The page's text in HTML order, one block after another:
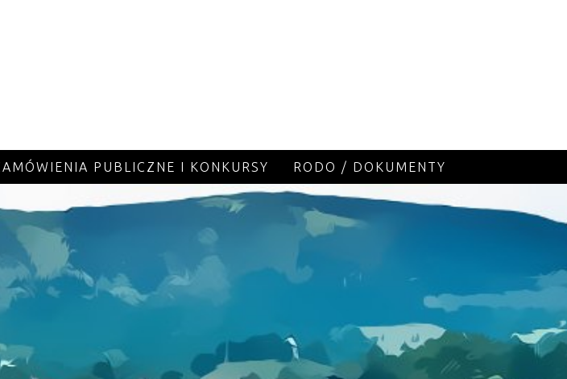
PUBLICZNE I KONKURSY RODO / DOKUMENTY